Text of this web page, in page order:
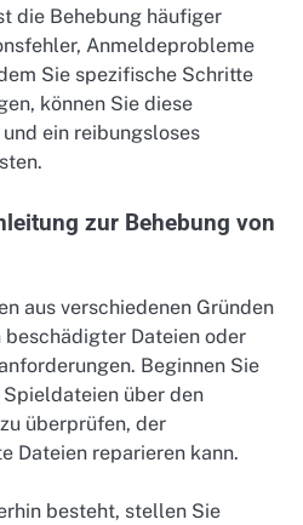
die Behebung häufiger
Anmeldeprobleme
Sie spezifische Schritte
können Sie diese
ein reibungsloses
zur Behebung von
aus verschiedenen Gründen
Dateien oder
Beginnen Sie
über den
überprüfen, der
Dateien reparieren kann.
besteht, stellen Sie